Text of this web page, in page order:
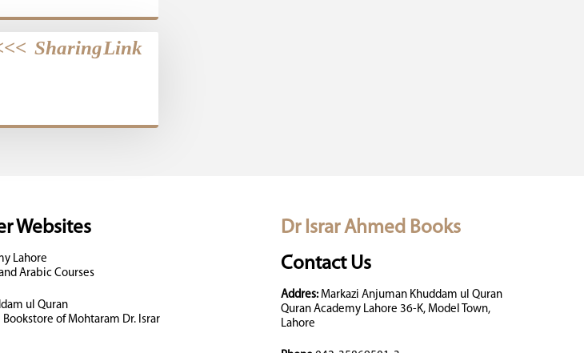
Sharing Link
Dr Israr Ahmed Books
Contact Us
Addres:Markazi Anjuman Khuddam ul Quran
Quran Academy Lahore 36-K, Model Town,
Lahore
Websites
Lahore
Arabic Courses
ul Quran
of Mohtaram Dr. Israr